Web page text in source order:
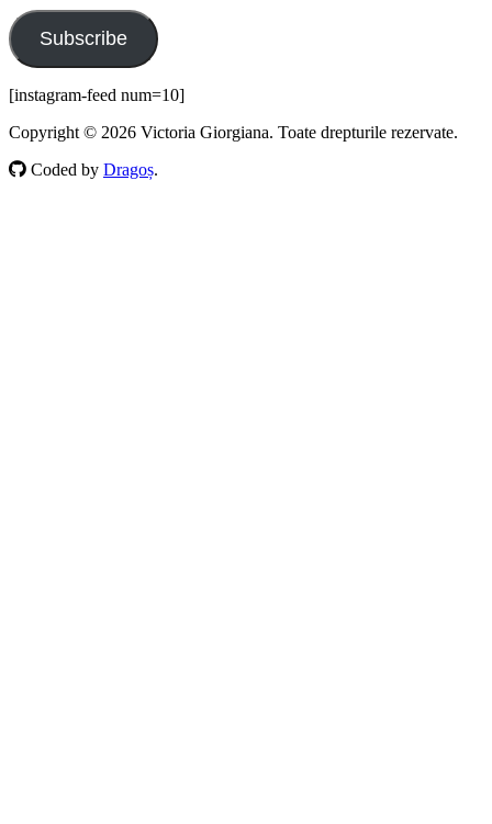
Subscribe
[instagram-feed num=10]
Copyright © 2026 Victoria Giorgiana. Toate drepturile rezervate.
Coded by Dragoș.